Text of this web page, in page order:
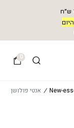
0
/ אנטי פולושן